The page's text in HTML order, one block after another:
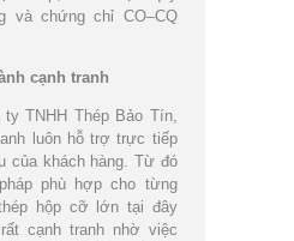
và chứng chỉ CO–CQ
cạnh tranh
TNHH Thép Bảo Tín,
luôn hỗ trợ trực tiếp
của khách hàng. Từ đó
phù hợp cho từng
hộp cỡ lớn tại đây
cạnh tranh nhờ việc